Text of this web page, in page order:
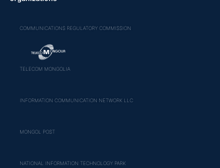
COMMUNICATIONS REGULATORY COMMISSION
TELECOM MONGOLIA
INFORMATION COMMUNICATION NETWORK LLC
MONGOL POST
NATIONAL INFORMATION TECHNOLOGY PARK